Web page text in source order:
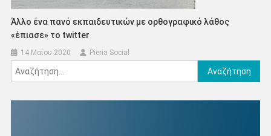
Άλλο ένα πανό εκπαιδευτικών με ορθογραφικό λάθος
«έπιασε» το twitter
14 Μαΐου 2020 Pieria Social
Αναζήτηση
για: